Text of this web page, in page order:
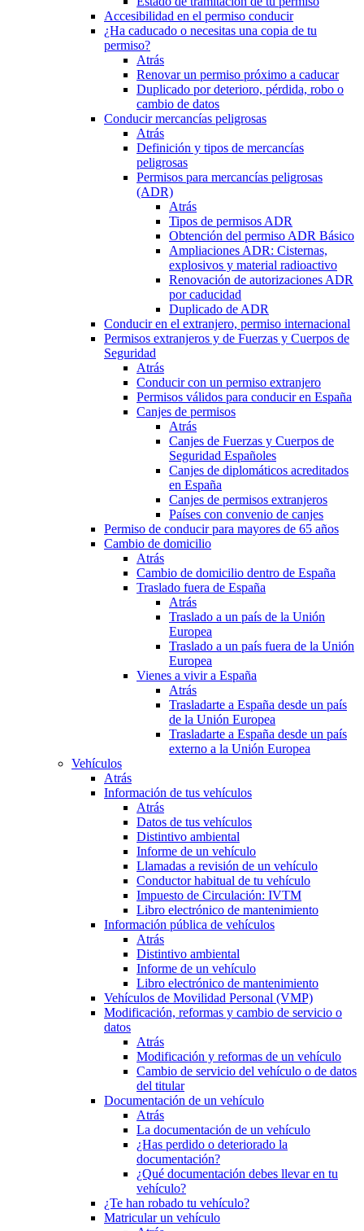
Accesibilidad en el permiso conducir
¿Ha caducado o necesitas una copia de tu
permiso?
Atrás
Renovar un permiso próximo a caducar
Duplicado por deterioro, pérdida, robo o
cambio de datos
Conducir mercancías peligrosas
Atrás
Definición y tipos de mercancías
peligrosas
Permisos para mercancías peligrosas
(ADR)
Atrás
Tipos de permisos ADR
Obtención del permiso ADR Básico
Ampliaciones ADR: Cisternas,
explosivos y material radioactivo
Renovación de autorizaciones ADR
por caducidad
Duplicado de ADR
Conducir en el extranjero, permiso internacional
Permisos extranjeros y de Fuerzas y Cuerpos de
Seguridad
Atrás
Conducir con un permiso extranjero
Permisos válidos para conducir en España
Canjes de permisos
Atrás
Canjes de Fuerzas y Cuerpos de
Seguridad Españoles
Canjes de diplomáticos acreditados
en España
Canjes de permisos extranjeros
Países con convenio de canjes
Permiso de conducir para mayores de 65 años
Cambio de domicilio
Atrás
Cambio de domicilio dentro de España
Traslado fuera de España
Atrás
Traslado a un país de la Unión
Europea
Traslado a un país fuera de la Unión
Europea
Vienes a vivir a España
Atrás
Trasladarte a España desde un país
de la Unión Europea
Trasladarte a España desde un país
externo a la Unión Europea
Vehículos
Atrás
Información de tus vehículos
Atrás
Datos de tus vehículos
Distintivo ambiental
Informe de un vehículo
Llamadas a revisión de un vehículo
Conductor habitual de tu vehículo
Impuesto de Circulación: IVTM
Libro electrónico de mantenimiento
Información pública de vehículos
Atrás
Distintivo ambiental
Informe de un vehículo
Libro electrónico de mantenimiento
Vehículos de Movilidad Personal (VMP)
Modificación, reformas y cambio de servicio o
datos
Atrás
Modificación y reformas de un vehículo
Cambio de servicio del vehículo o de datos
del titular
Documentación de un vehículo
Atrás
La documentación de un vehículo
¿Has perdido o deteriorado la
documentación?
¿Qué documentación debes llevar en tu
vehículo?
¿Te han robado tu vehículo?
Matricular un vehículo